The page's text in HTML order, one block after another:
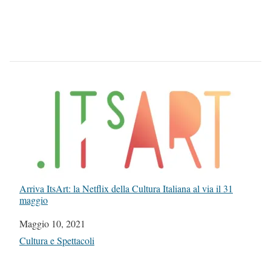
Arriva ItsArt: la Netflix della Cultura Italiana al via il 31
maggio
Data
Maggio 10, 2021
In relazione a
Cultura e Spettacoli